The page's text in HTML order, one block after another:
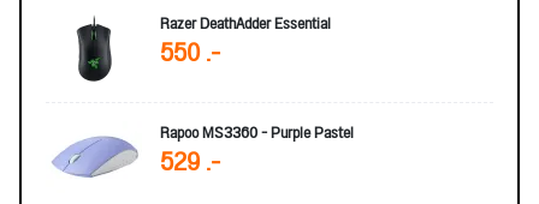
Razer DeathAdder Essential
550 .-
Rapoo MS3360 - Purple Pastel
529 .-